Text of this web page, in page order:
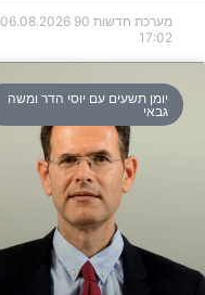
מערכת חדשות 90
06.08.2026
17:02
יומן תשעים עם יוסי הדר ומשה
גבאי